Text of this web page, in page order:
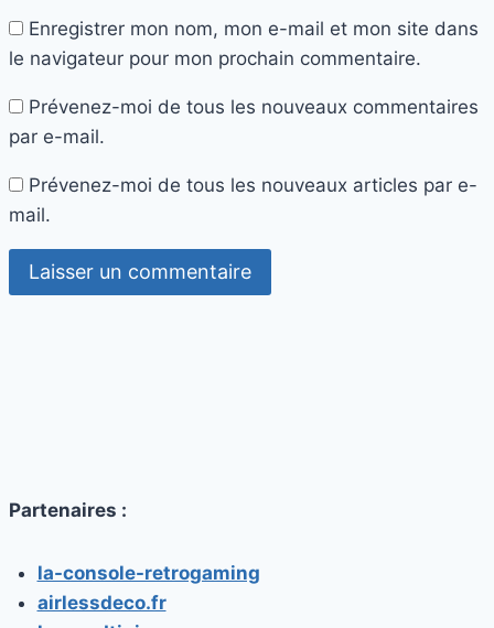
Enregistrer mon nom, mon e-mail et mon site dans
le navigateur pour mon prochain commentaire.
Prévenez-moi de tous les nouveaux commentaires
par e-mail.
Prévenez-moi de tous les nouveaux articles par e-
mail.
Partenaires :
la-console-retrogaming
airlessdeco.fr